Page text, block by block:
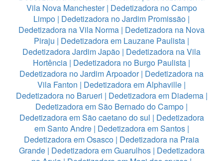
Vila Nova Manchester| Dedetizadora no Campo
Limpo | Dedetizadora no Jardim Promissão |
Dedetizadora na Vila Norma | Dedetizadora na Nova
Piraju | Dedetizadora em Lauzane Paulista |
Dedetizadora Jardim Japão | Dedetizadora na Vila
Hortência | Dedetizadora no Burgo Paulista |
Dedetizadora no Jardim Arpoador| Dedetizadora na
Vila Fanton | Dedetizadora em Alphaville |
Dedetizadora no Barueri | Dedetizadora em Diadema|
Dedetizadora em São Bernado do Campo |
Dedetizadora em São caetano do sul | Dedetizadora
em Santo Andre| Dedetizadora em Santos|
Dedetizadora em Osasco | Dedetizadora na Praia
Grande| Dedetizadora em Guarulhos| Dedetizadora